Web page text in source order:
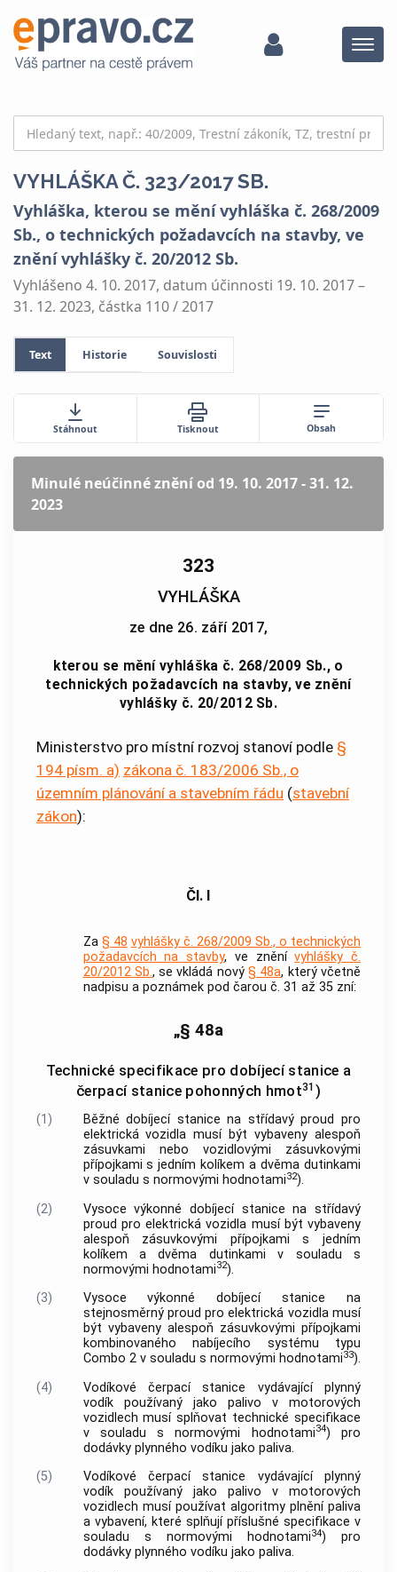
Menu
VYHLÁŠKA Č. 323/2017 SB.
Vyhláška, kterou se mění vyhláška č. 268/2009
Sb., o technických požadavcích na stavby, ve
znění vyhlášky č. 20/2012 Sb.
Vyhlášeno 4. 10. 2017, datum účinnosti 19. 10. 2017 –
31. 12. 2023, částka 110 / 2017
Text Historie Souvislosti
Stáhnout Tisknout Obsah
Minulé neúčinné zněníod 19. 10. 2017 - 31. 12.
2023
323
VYHLÁŠKA
ze dne 26. září 2017,
kterou se mění vyhláška č. 268/2009 Sb., o
technických požadavcích na stavby, ve znění
vyhlášky č. 20/2012 Sb.
Ministerstvo pro místní rozvoj stanoví podle §
194 písm. a) zákona č. 183/2006 Sb., o
územním plánování a stavebním řádu (stavební
zákon):
Čl. I
Za § 48 vyhlášky č. 268/2009 Sb., o technických
požadavcích na stavby, ve zněnívyhlášky č.
20/2012 Sb., se vkládá nový§ 48a, který včetně
nadpisu a poznámek pod čarou č. 31 až 35 zní:
„§ 48a
Technické specifikace pro dobíjecí stanice a
čerpací stanice pohonných hmot31 )
(1)
Běžné dobíjecí stanice na střídavý proud pro
elektrická vozidla musí být vybaveny alespoň
zásuvkami nebo vozidlovými zásuvkovými
přípojkami s jedním kolíkem a dvěma dutinkami
v souladu s normovými hodnotami32).
(2)
Vysoce výkonné dobíjecí stanice na střídavý
proud pro elektrická vozidla musí být vybaveny
alespoň zásuvkovými přípojkami s jedním
kolíkem a dvěma dutinkami v souladu s
normovými hodnotami32).
(3)
Vysoce výkonné dobíjecí stanice na
stejnosměrný proud pro elektrická vozidla musí
být vybaveny alespoň zásuvkovými přípojkami
kombinovaného nabíjecího systému typu
Combo 2 v souladu s normovými hodnotami33).
(4)
Vodíkové čerpací stanice vydávající plynný
vodík používaný jako palivo v motorových
vozidlech musí splňovat technické specifikace
v souladu s normovými hodnotami34) pro
dodávky plynného vodíku jako paliva.
(5)
Vodíkové čerpací stanice vydávající plynný
vodík používaný jako palivo v motorových
vozidlech musí používat algoritmy plnění paliva
a vybavení, které splňují příslušné specifikace v
souladu s normovými hodnotami34) pro
dodávky plynného vodíku jako paliva.